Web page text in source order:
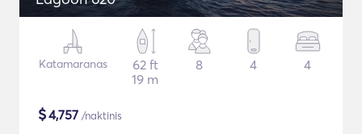
Katamaranas
62 ft
19 m
8 4 4
$4,757 /naktinis